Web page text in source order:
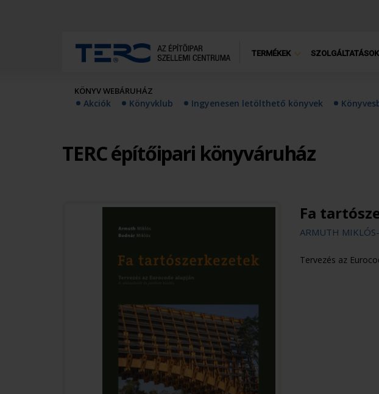
TERMÉKEK SZOLGÁLTATÁSOK
KÖNYV WEBÁRUHÁZ
Akciók Könyvklub Ingyenesen letölthető könyvek
TERC építőipari könyváruház
Fa
ARMUTH
Tervezés az